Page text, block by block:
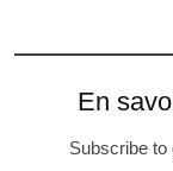
En
Subscribe to